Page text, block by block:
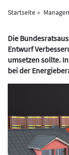
Startseite
Die
Entwurf
umsetzen sollte.
bei der